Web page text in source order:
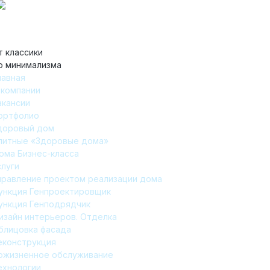
классики
минимализма
дом
«Здоровые дома»
Бизнес-класса
проектом реализации дома
Генпроектировщик
Генподрядчик
интерьеров. Отделка
фасада
обслуживание